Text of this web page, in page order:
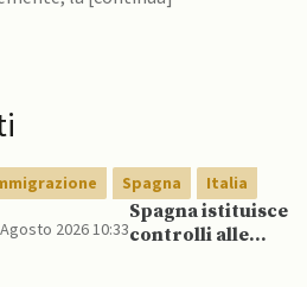
Spagna Italia
2026 10:33
Spagna istituisce
controlli alle